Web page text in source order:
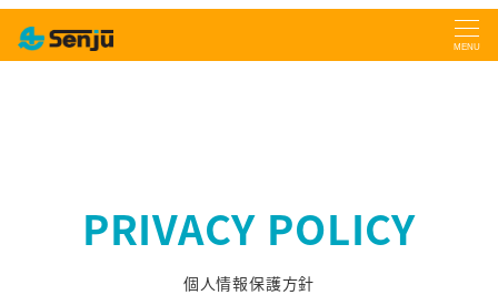
MENU
PRIVACY POLICY
個人情報保護方針